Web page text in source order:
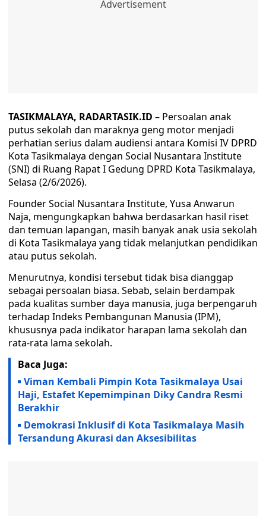
TASIKMALAYA, RADARTASIK.ID – Persoalan anak
putus sekolah dan maraknya geng motor menjadi
perhatian serius dalam audiensi antara Komisi IV DPRD
Kota Tasikmalaya dengan Social Nusantara Institute
(SNI) di Ruang Rapat I Gedung DPRD Kota Tasikmalaya,
Selasa (2/6/2026).
Founder Social Nusantara Institute, Yusa Anwarun
Naja, mengungkapkan bahwa berdasarkan hasil riset
dan temuan lapangan, masih banyak anak usia sekolah
di Kota Tasikmalaya yang tidak melanjutkan pendidikan
atau putus sekolah.
Menurutnya, kondisi tersebut tidak bisa dianggap
sebagai persoalan biasa. Sebab, selain berdampak
pada kualitas sumber daya manusia, juga berpengaruh
terhadap Indeks Pembangunan Manusia (IPM),
khususnya pada indikator harapan lama sekolah dan
rata-rata lama sekolah.
Baca Juga:
Viman Kembali Pimpin Kota Tasikmalaya Usai
Haji, Estafet Kepemimpinan Diky Candra Resmi
Berakhir
Demokrasi Inklusif di Kota Tasikmalaya Masih
Tersandung Akurasi dan Aksesibilitas